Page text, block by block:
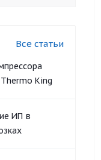
Все статьи
King
ИП в